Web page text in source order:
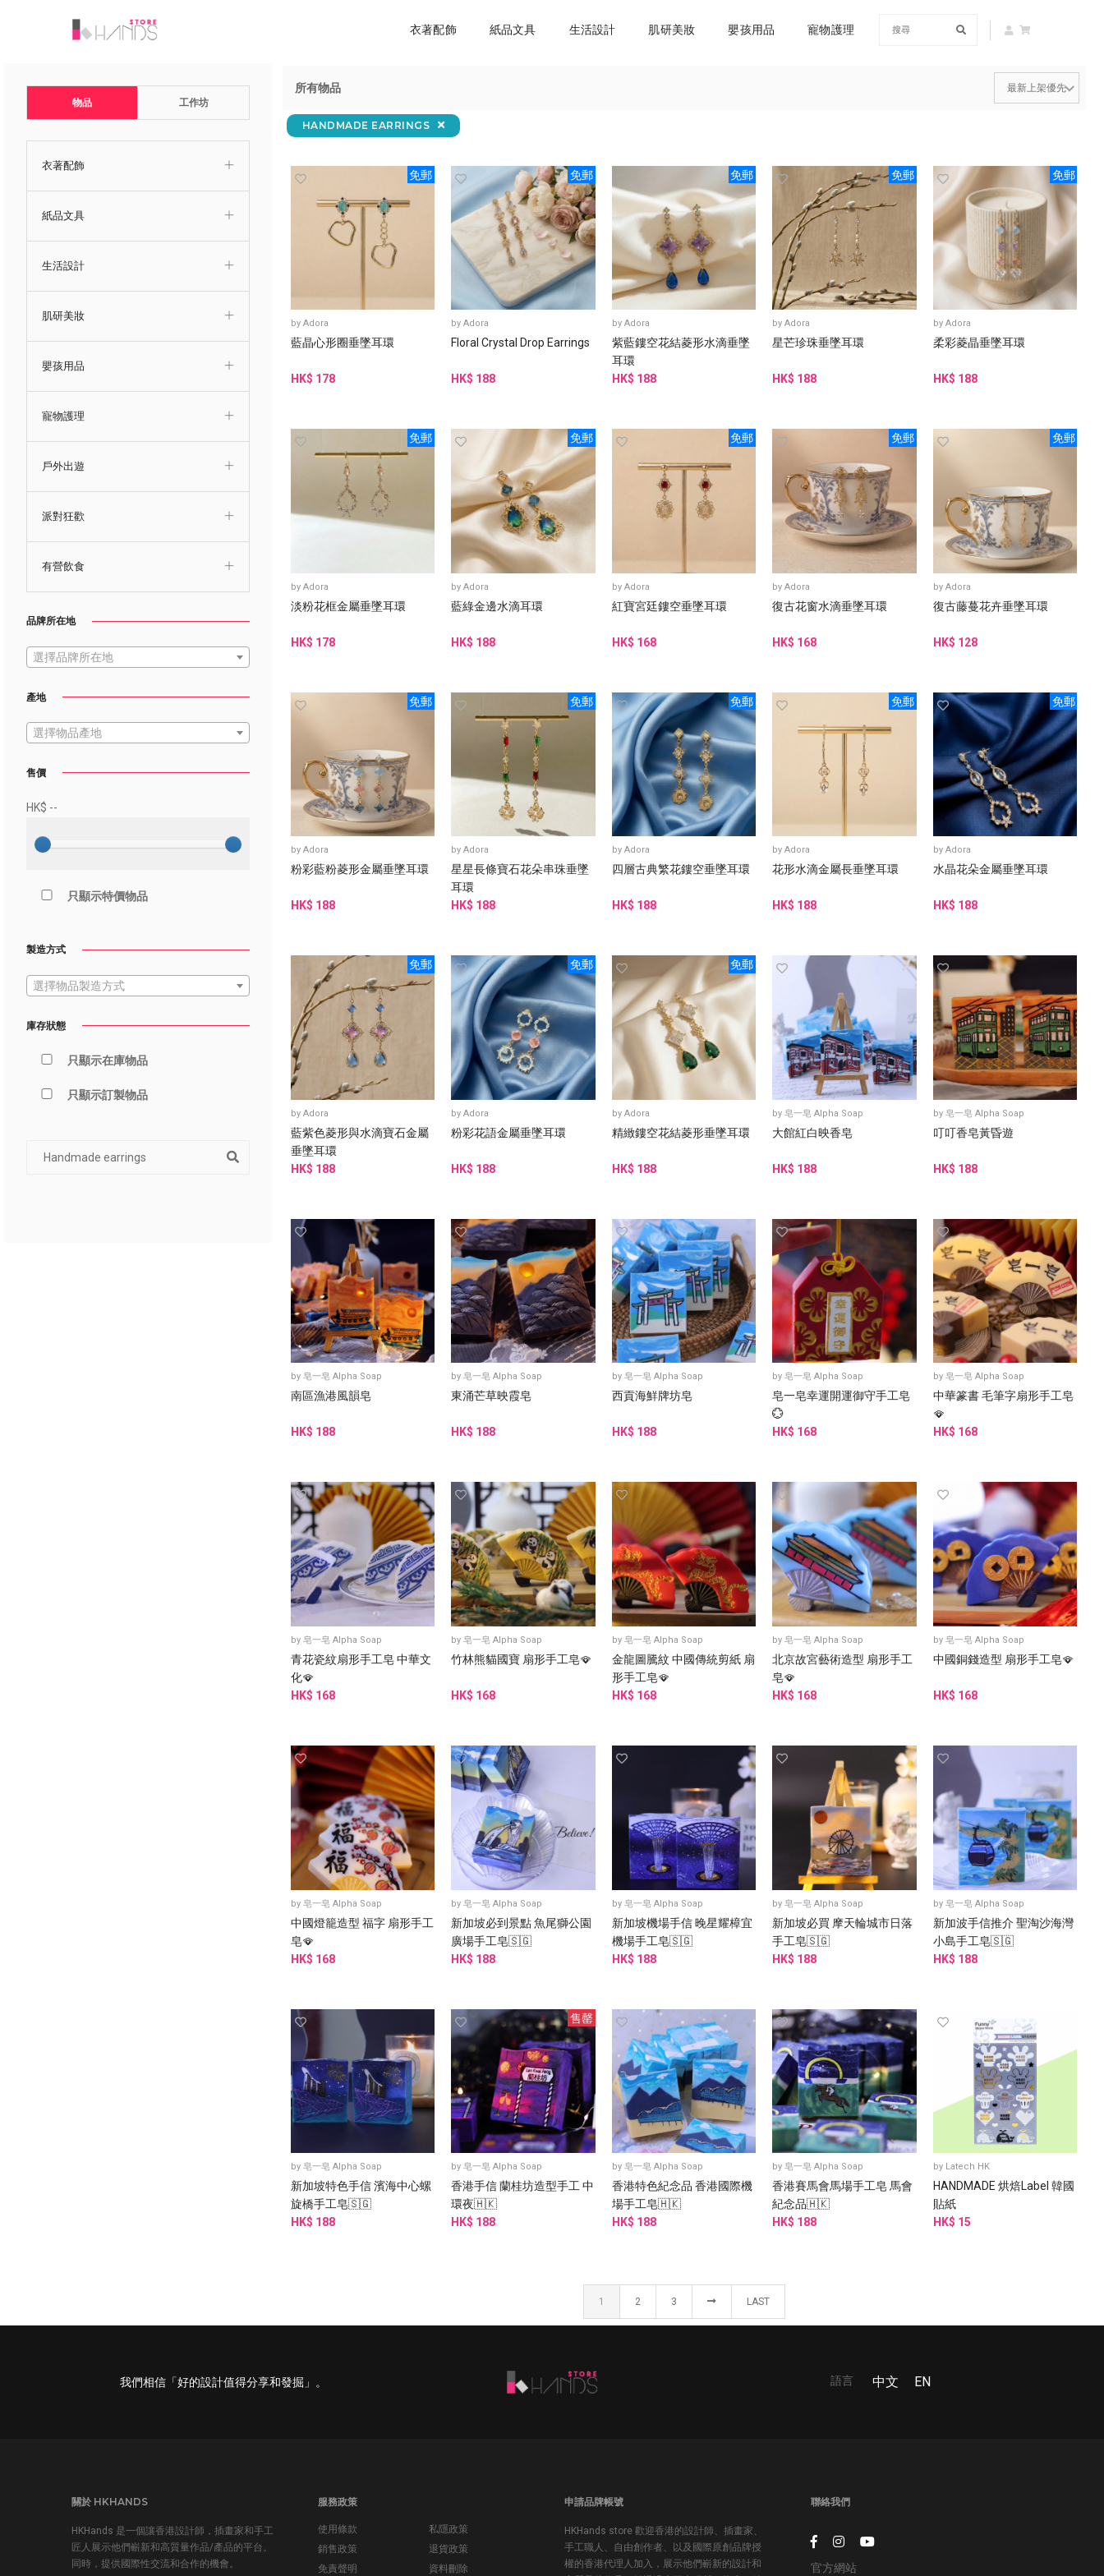
衣著配飾 紙品文具 生活設計 肌研美妝 嬰孩用品 寵物護理
物品 工作坊
衣著配飾
紙品文具
生活設計
肌研美妝
嬰孩用品
寵物護理
戶外出遊
派對狂歡
有營飲食
品牌所在地
選擇品牌所在地
產地
選擇物品產地
售價
HK$ --
只顯示特價物品
製造方式
選擇物品製造方式
庫存狀態
只顯示在庫物品
只顯示訂製物品
所有物品
HANDMADE EARRINGS
免郵
by Adora
藍晶心形圈垂墜耳環
HK$ 178
免郵
byAdora
Floral Crystal Drop Earrings
HK$ 188
免郵
by Adora
紫藍鏤空花結菱形水滴垂墜
耳環
HK$ 188
免郵
byAdora
星芒珍珠垂墜耳環
HK$ 188
免郵
by Adora
柔彩菱晶垂墜耳環
HK$ 188
免郵
by Adora
淡粉花框金屬垂墜耳環
HK$ 178
免郵
byAdora
藍綠金邊水滴耳環
HK$ 188
免郵
by Adora
紅寶宮廷鏤空垂墜耳環
HK$ 168
免郵
byAdora
復古花窗水滴垂墜耳環
HK$ 168
免郵
by Adora
復古藤蔓花卉垂墜耳環
HK$ 128
免郵
by Adora
粉彩藍粉菱形金屬垂墜耳環
HK$ 188
免郵
byAdora
星星長條寶石花朵串珠垂墜
耳環
HK$ 188
免郵
by Adora
四層古典繁花鏤空垂墜耳環
HK$ 188
免郵
byAdora
花形水滴金屬長垂墜耳環
HK$ 188
免郵
by Adora
水晶花朵金屬垂墜耳環
HK$ 188
免郵
by Adora
藍紫色菱形與水滴寶石金屬
垂墜耳環
HK$ 188
免郵
byAdora
粉彩花語金屬垂墜耳環
HK$ 188
免郵
by Adora
精緻鏤空花結菱形垂墜耳環
HK$ 188
by皂一皂 Alpha Soap
大館紅白映香皂
HK$ 188
by 皂一皂 Alpha Soap
叮叮香皂黃昏遊
HK$ 188
by 皂一皂 Alpha Soap
南區漁港風韻皂
HK$ 188
by皂一皂 Alpha Soap
東涌芒草映霞皂
HK$ 188
by 皂一皂 Alpha Soap
西貢海鮮牌坊皂
HK$ 188
by皂一皂 Alpha Soap
皂一皂幸運開運御守手工皂
💮
HK$ 168
by 皂一皂 Alpha Soap
中華篆書 毛筆字扇形手工皂
🪭
HK$ 168
by 皂一皂 Alpha Soap
青花瓷紋扇形手工皂 中華文
化🪭
HK$ 168
by皂一皂 Alpha Soap
竹林熊貓國寶 扇形手工皂🪭
HK$ 168
by 皂一皂 Alpha Soap
金龍圖騰紋 中國傳統剪紙 扇
形手工皂🪭
HK$ 168
by皂一皂 Alpha Soap
北京故宮藝術造型 扇形手工
皂🪭
HK$ 168
by 皂一皂 Alpha Soap
中國銅錢造型 扇形手工皂🪭
HK$ 168
by 皂一皂 Alpha Soap
中國燈籠造型 福字 扇形手工
皂🪭
HK$ 168
by皂一皂 Alpha Soap
新加坡必到景點 魚尾獅公園
廣場手工皂🇸🇬
HK$ 188
by 皂一皂 Alpha Soap
新加坡機場手信 晚星耀樟宜
機場手工皂🇸🇬
HK$ 188
by皂一皂 Alpha Soap
新加坡必買 摩天輪城市日落
手工皂🇸🇬
HK$ 188
by 皂一皂 Alpha Soap
新加波手信推介 聖淘沙海灣
小島手工皂🇸🇬
HK$ 188
by 皂一皂 Alpha Soap
新加坡特色手信 濱海中心螺
旋橋手工皂🇸🇬
HK$ 188
售罄
by皂一皂 Alpha Soap
香港手信 蘭桂坊造型手工 中
環夜🇭🇰
HK$ 188
by 皂一皂 Alpha Soap
香港特色紀念品 香港國際機
場手工皂🇭🇰
HK$ 188
by皂一皂 Alpha Soap
香港賽馬會馬場手工皂 馬會
紀念品🇭🇰
HK$ 188
by Latech HK
HANDMADE 烘焙Label 韓國
貼紙
HK$ 15
1 2 3 LAST
我們相信「好的設計值得分享和發掘」。 語言 中文 EN
關於 HKHANDS
HKHands 是一個讓香港設計師，插畫家和手工
匠人展示他們嶄新和高質量作品/產品的平台。
同時，提供國際性交流和合作的機會。
服務政策
使用條款
私隱政策
銷售政策
退貨政策
免責聲明
資料刪除
申請品牌帳號
HKHands store 歡迎香港的設計師、插畫家、
手工職人、自由創作者、以及國際原創品牌授
權的香港代理人加入，展示他們嶄新的設計和
聯絡我們
官方網站